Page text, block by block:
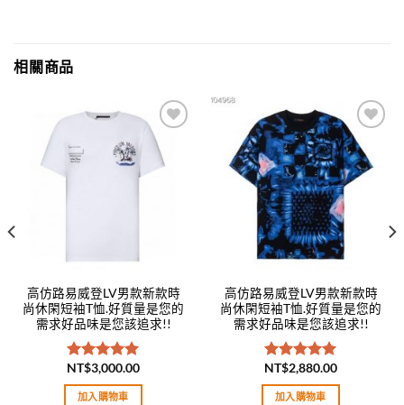
相關商品
Add to
wishlist
高仿路易威登LV男款新款時
尚休閑短袖T恤.好質量是您的
需求好品味是您該追求!!
評分5.00
滿分 5
NT$3,000.00
加入購物車
Add to
wishlist
高仿路易威登LV男款新款時
尚休閑短袖T恤.好質量是您的
需求好品味是您該追求!!
評分5.00
滿分 5
NT$2,880.00
加入購物車